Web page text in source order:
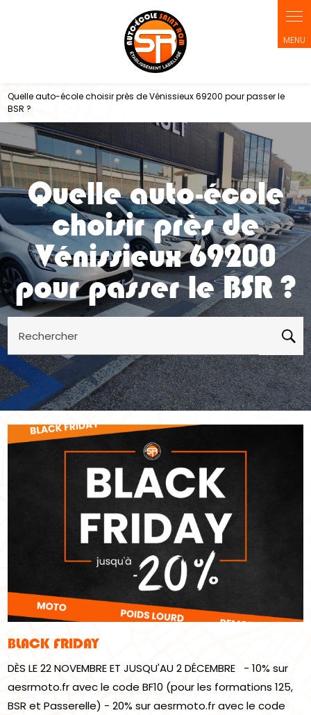
Quelle auto-école choisir près de Vénissieux 69200 pour passer le
BSR ?
Quelle auto-école
choisir près de
Vénissieux 69200
pour passer le BSR ?
Rechercher
BLACK FRIDAY
DÈS LE 22 NOVEMBRE ET JUSQU'AU 2 DÉCEMBRE - 10% sur
aesrmoto.fr avec le code BF10 (pour les formations 125,
BSR et Passerelle) - 20% sur aesrmoto.fr avec le code
Panneau de gestion des cookies